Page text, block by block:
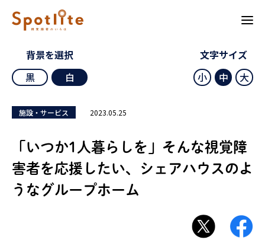
背景を選択
黒
白
文字サイズ
小
中 大
施設・サービス 2023.05.25
「いつか1人暮らしを」そんな視覚障
害者を応援したい、シェアハウスのよ
うなグループホーム